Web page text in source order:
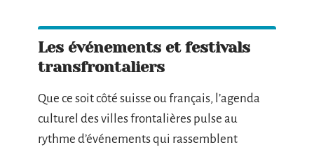
Les événements et festivals
transfrontaliers
Que ce soit côté suisse ou français, l’agenda
culturel des villes frontalières pulse au
rythme d’événements qui rassemblent